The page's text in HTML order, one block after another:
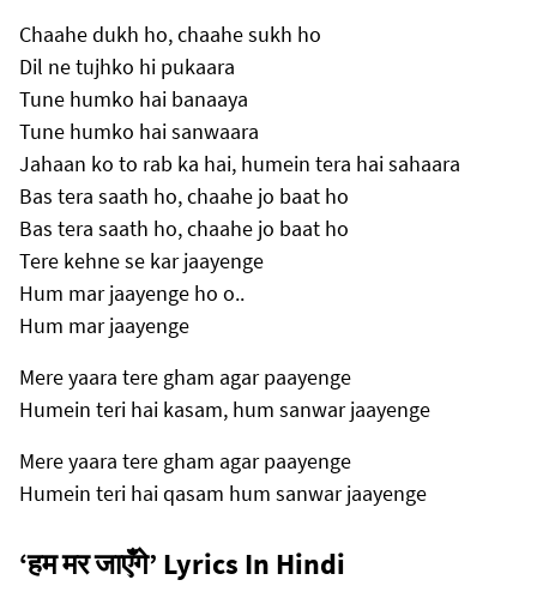
Chaahe dukh ho, chaahe sukh ho
Dil ne tujhko hi pukaara
Tune humko hai banaaya
Tune humko hai sanwaara
Jahaan ko to rab ka hai, humein tera hai sahaara
Bas tera saath ho, chaahe jo baat ho
Bas tera saath ho, chaahe jo baat ho
Tere kehne se kar jaayenge
Hum mar jaayenge ho o..
Hum mar jaayenge
Mere yaara tere gham agar paayenge
Humein teri hai kasam, hum sanwar jaayenge
Mere yaara tere gham agar paayenge
Humein teri hai qasam hum sanwar jaayenge
‘हम मर जाएँगे’ Lyrics In Hindi